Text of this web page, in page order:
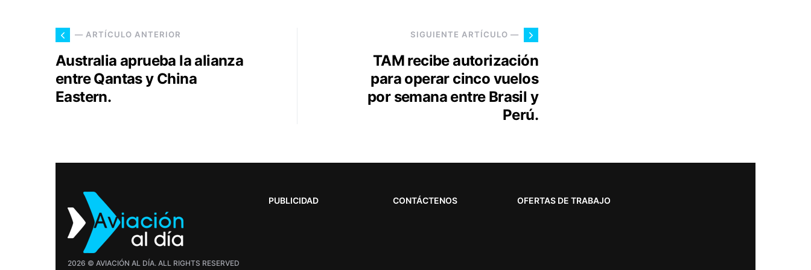
— ARTÍCULO ANTERIOR
Australia aprueba la alianza
entre Qantas y China
Eastern.
SIGUIENTE ARTÍCULO —
TAM recibe autorización
para operar cinco vuelos
por semana entre Brasil y
Perú.
2026 © AVIACIÓN AL DÍA. ALL RIGHTS RESERVED
PUBLICIDAD CONTÁCTENOS OFERTAS DE TRABAJO